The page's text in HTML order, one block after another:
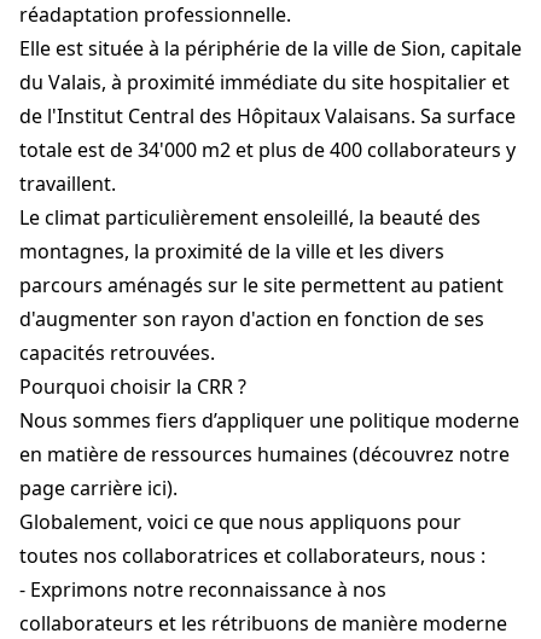
réadaptation professionnelle.
Elle est située à la périphérie de la ville de Sion, capitale
du Valais, à proximité immédiate du site hospitalier et
de l'Institut Central des Hôpitaux Valaisans. Sa surface
totale est de 34'000 m2 et plus de 400 collaborateurs y
travaillent.
Le climat particulièrement ensoleillé, la beauté des
montagnes, la proximité de la ville et les divers
parcours aménagés sur le site permettent au patient
d'augmenter son rayon d'action en fonction de ses
capacités retrouvées.
Pourquoi choisir la CRR ?
Nous sommes fiers d’appliquer une politique moderne
en matière de ressources humaines (découvrez notre
page carrière ici).
Globalement, voici ce que nous appliquons pour
toutes nos collaboratrices et collaborateurs, nous :
- Exprimons notre reconnaissance à nos
collaborateurs et les rétribuons de manière moderne